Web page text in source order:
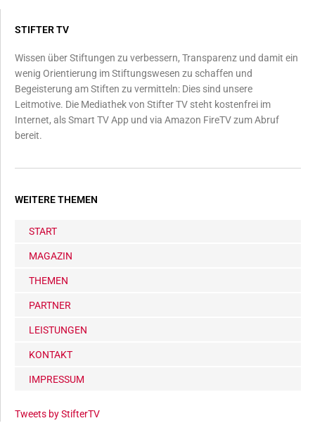
STIFTER TV
Wissen über Stiftungen zu verbessern, Transparenz und damit ein
wenig Orientierung im Stiftungswesen zu schaffen und
Begeisterung am Stiften zu vermitteln: Dies sind unsere
Leitmotive. Die Mediathek von Stifter TV steht kostenfrei im
Internet, als Smart TV App und via Amazon FireTV zum Abruf
bereit.
WEITERE THEMEN
START
MAGAZIN
THEMEN
PARTNER
LEISTUNGEN
KONTAKT
IMPRESSUM
Tweets by StifterTV